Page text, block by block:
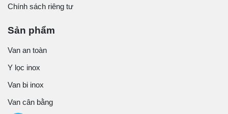
Chính sách riêng tư
Sản phẩm
Van an toàn
Y lọc inox
Van bi inox
Van cân bằng